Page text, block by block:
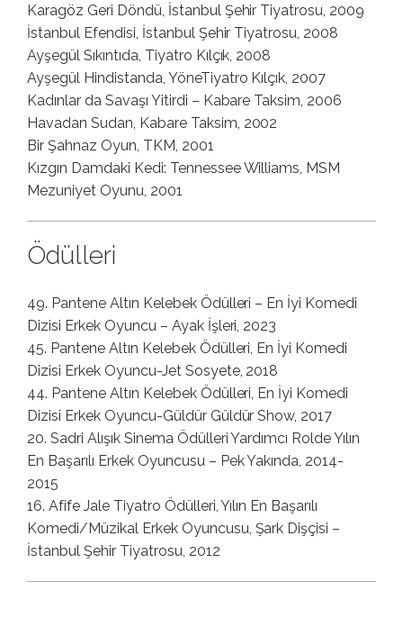
Karagöz Geri Döndü, İstanbul Şehir Tiyatrosu, 2009
İstanbul Efendisi, İstanbul Şehir Tiyatrosu, 2008
Ayşegül Sıkıntıda, Tiyatro Kılçık, 2008
Ayşegül Hindistanda, YöneTiyatro Kılçık, 2007
Kadınlar da Savaşı Yitirdi – Kabare Taksim, 2006
Havadan Sudan, Kabare Taksim, 2002
Bir Şahnaz Oyun, TKM, 2001
Kızgın Damdaki Kedi: Tennessee Williams, MSM
Mezuniyet Oyunu, 2001
Ödülleri
49. Pantene Altın Kelebek Ödülleri – En İyi Komedi
Dizisi Erkek Oyuncu – Ayak İşleri, 2023
45. Pantene Altın Kelebek Ödülleri, En İyi Komedi
Dizisi Erkek Oyuncu-Jet Sosyete, 2018
44. Pantene Altın Kelebek Ödülleri, En İyi Komedi
Dizisi Erkek Oyuncu-Güldür Güldür Show, 2017
20. Sadri Alışık Sinema Ödülleri Yardımcı Rolde Yılın
En Başarılı Erkek Oyuncusu – Pek Yakında, 2014-
2015
16. Afife Jale Tiyatro Ödülleri, Yılın En Başarılı
Komedi/Müzikal Erkek Oyuncusu, Şark Dişçisi –
İstanbul Şehir Tiyatrosu, 2012